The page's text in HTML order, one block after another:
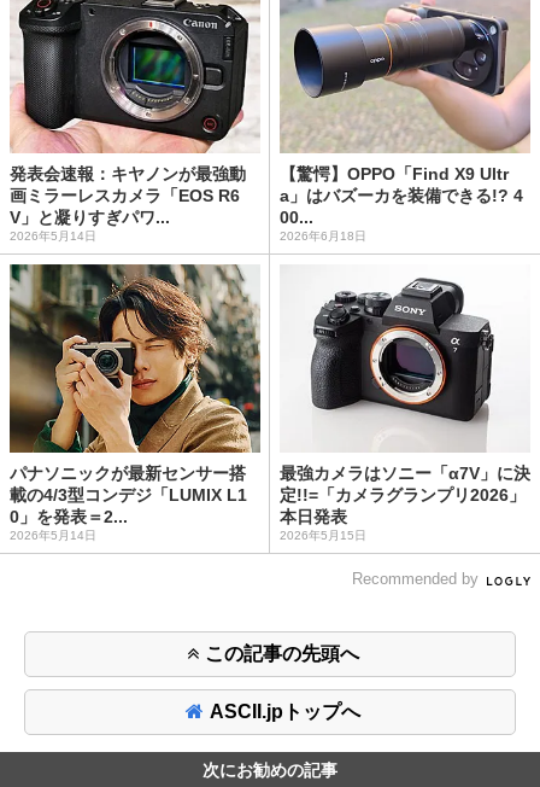
発表会速報：キヤノンが最強動
画ミラーレスカメラ「EOS R6
V」と凝りすぎパワ...
2026年5月14日
【驚愕】OPPO「Find X9 Ultr
a」はバズーカを装備できる!? 4
00...
2026年6月18日
パナソニックが最新センサー搭
載の4/3型コンデジ「LUMIX L1
0」を発表＝2...
2026年5月14日
最強カメラはソニー「α7V」に決
定!!=「カメラグランプリ2026」
本日発表
2026年5月15日
Recommended by
この記事の先頭へ
ASCII.jpトップへ
次にお勧めの記事